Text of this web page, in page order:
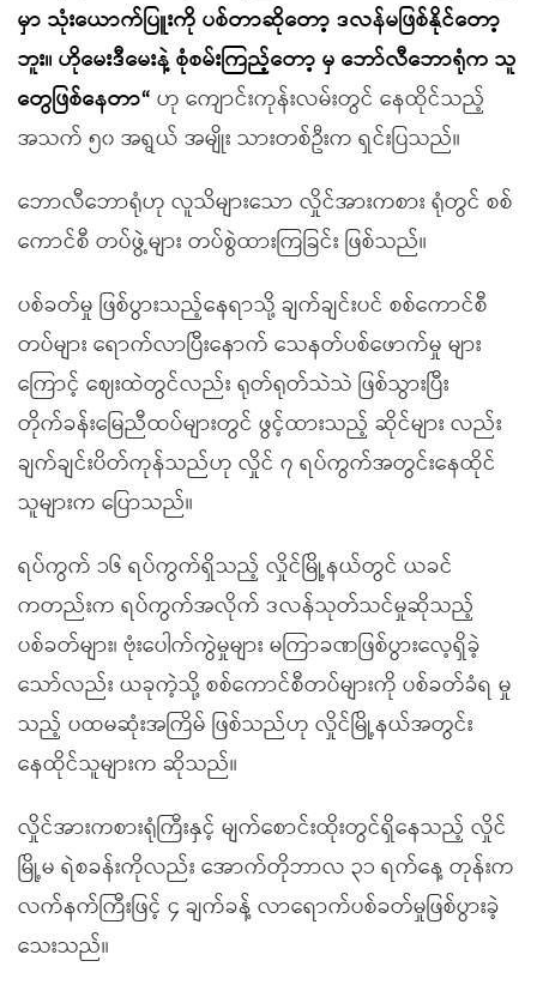
မှာ သုံးယောက်ပြူးကို ပစ်တာဆိုတော့ ဒလန်မဖြစ်နိုင်တော့
ဘူး။ ဟိုမေးဒီမေးနဲ့ စုံစမ်းကြည့်တော့ မှ ဘော်လီဘောရုံက သူ
တွေဖြစ်နေတာ“ ဟု ကျောင်းကုန်းလမ်းတွင် နေထိုင်သည့်
အသက် ၅၀ အရွယ် အမျိုး သားတစ်ဦးက ရှင်းပြသည်။
ဘောလီဘောရုံဟု လူသိများသော လှိုင်အားကစား ရုံတွင် စစ်
ကောင်စီ တပ်ဖွဲ့များ တပ်စွဲထားကြခြင်း ဖြစ်သည်။
ပစ်ခတ်မှု ဖြစ်ပွားသည့်နေရာသို့ ချက်ချင်းပင် စစ်ကောင်စီ
တပ်များ ရောက်လာပြီးနောက် သေနတ်ပစ်ဖောက်မှု များ
ကြောင့် ဈေးထဲတွင်လည်း ရုတ်ရုတ်သဲသဲ ဖြစ်သွားပြီး
တိုက်ခန်းမြေညီထပ်များတွင် ဖွင့်ထားသည့် ဆိုင်များ လည်း
ချက်ချင်းပိတ်ကုန်သည်ဟု လှိုင် ၇ ရပ်ကွက်အတွင်းနေထိုင်
သူများက ပြောသည်။
ရပ်ကွက် ၁၆ ရပ်ကွက်ရှိသည့် လှိုင်မြို့နယ်တွင် ယခင်
ကတည်းက ရပ်ကွက်အလိုက် ဒလန်သုတ်သင်မှုဆိုသည့်
ပစ်ခတ်များ၊ ဗုံးပေါက်ကွဲမှုများ မကြာခဏဖြစ်ပွားလေ့ရှိခဲ့
သော်လည်း ယခုကဲ့သို့ စစ်ကောင်စီတပ်များကို ပစ်ခတ်ခံရ မှု
သည့် ပထမဆုံးအကြိမ် ဖြစ်သည်ဟု လှိုင်မြို့နယ်အတွင်း
နေထိုင်သူများက ဆိုသည်။
လှိုင်အားကစားရုံကြီးနှင့် မျက်စောင်းထိုးတွင်ရှိနေသည့် လှိုင်
မြို့မ ရဲစခန်းကိုလည်း အောက်တိုဘာလ ၃၁ ရက်နေ့ တုန်းက
လက်နက်ကြီးဖြင့် ၄ ချက်ခန့် လာရောက်ပစ်ခတ်မှုဖြစ်ပွားခဲ့
သေးသည်။